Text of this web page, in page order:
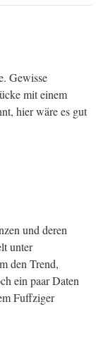
Gewisse
mit einem
hier wäre es gut
und deren
unter
den Trend,
ein paar Daten
Fuffziger